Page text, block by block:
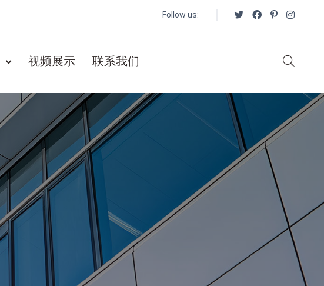
Follow us:
视频展示 联系我们